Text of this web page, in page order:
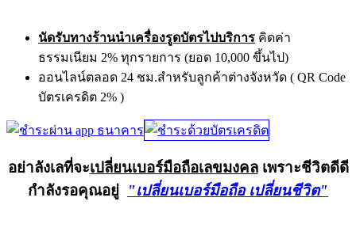
นัดรับทางร้านนำเครื่องรูดบัตรไปบริการ คิดค่า
ธรรมเนียม 2% ทุกรายการ (ยอด 10,000 ขึ้นไป)
ออนไลน์ตลอด 24 ชม.สำหรับลูกค้าต่างจังหวัด ( QR Code
บัตรเครดิต 2% )
อย่าลังเลที่จะเปลี่ยนเบอร์มือถือเลขมงคลเพราะชีวิตดีดี
กำลังรอคุณอยู่
"เปลี่ยนเบอร์มือถือ เปลี่ยนชีวิต"